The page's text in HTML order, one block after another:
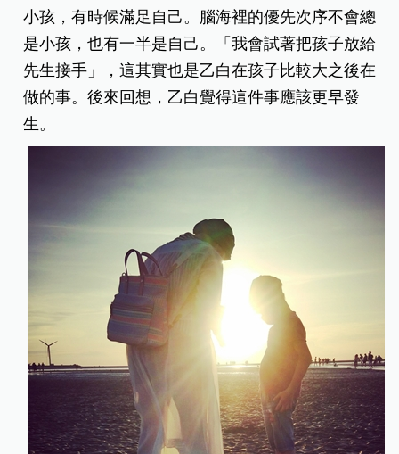
小孩，有時候滿足自己。腦海裡的優先次序不會總
是小孩，也有一半是自己。「我會試著把孩子放給
先生接手」，這其實也是乙白在孩子比較大之後在
做的事。後來回想，乙白覺得這件事應該更早發
生。